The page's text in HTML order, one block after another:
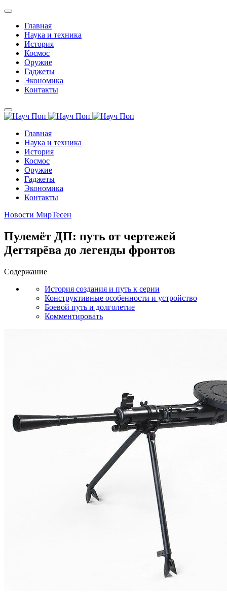
Главная
Наука и техника
История
Космос
Оружие
Гаджеты
Экономика
Контакты
Главная
Наука и техника
История
Космос
Оружие
Гаджеты
Экономика
Контакты
Новости МирТесен
Пулемёт ДП: путь от чертежей
Дегтярёва до легенды фронтов
Содержание
История создания и путь к серии
Конструктивные особенности и устройство
Боевой путь и долголетие
Комментировать